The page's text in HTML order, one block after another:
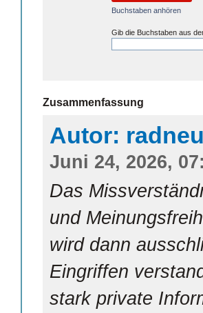
Buchstaben anhören
Gib die Buchstaben aus
Zusammenfassung
Autor:
Juni 24, 2026,
Das
und
wird dann
Eingriffen
stark private